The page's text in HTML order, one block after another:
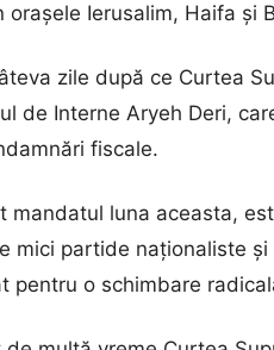
Ierusalim, Haifa și
zile după ce Curtea
de Interne Aryeh Deri,
fiscale.
mandatul luna aceasta,
mici partide naționaliste
pentru o schimbare